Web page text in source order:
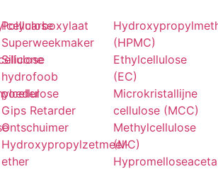
Polycarboxylaat
Superweekmaker
Silicone
hydrofoob
poeder
Gips Retarder
Ontschuimer
Hydroxypropylzetmeel-
ether
(HPMC)
Ethylcellulose
(EC)
Microkristallijne
cellulose (MCC)
Methylcellulose
(MC)